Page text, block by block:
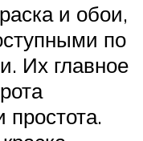
и обои,
по
Их главное
простота.